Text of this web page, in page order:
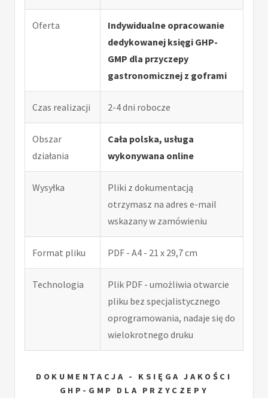
Oferta
Indywidualne opracowanie
dedykowanej księgi GHP-
GMP dla przyczepy
gastronomicznej z goframi
Czas realizacji 2-4 dni robocze
Obszar
działania
Cała polska, usługa
wykonywana online
Wysyłka
Pliki z dokumentacją
otrzymasz na adres e-mail
wskazany w zamówieniu
Format pliku PDF - A4 - 21 x 29,7 cm
Technologia
Plik PDF - umożliwia otwarcie
pliku bez specjalistycznego
oprogramowania, nadaje się do
wielokrotnego druku
DOKUMENTACJA - KSIĘGA JAKOŚCI
GHP-GMP DLA PRZYCZEPY